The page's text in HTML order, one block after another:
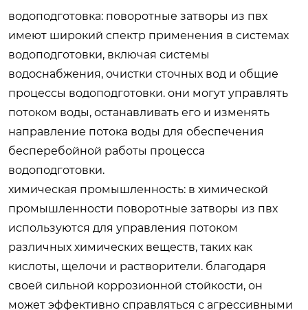
водоподготовка: поворотные затворы из пвх
имеют широкий спектр применения в системах
водоподготовки, включая системы
водоснабжения, очистки сточных вод и общие
процессы водоподготовки. они могут управлять
потоком воды, останавливать его и изменять
направление потока воды для обеспечения
бесперебойной работы процесса
водоподготовки.
химическая промышленность: в химической
промышленности поворотные затворы из пвх
используются для управления потоком
различных химических веществ, таких как
кислоты, щелочи и растворители. благодаря
своей сильной коррозионной стойкости, он
может эффективно справляться с агрессивными